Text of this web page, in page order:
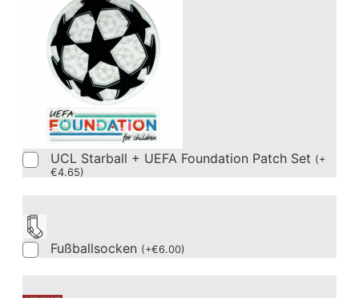
UCL Starball + UEFA Foundation Patch Set (+
€4.65)
Fußballsocken (+€6.00)